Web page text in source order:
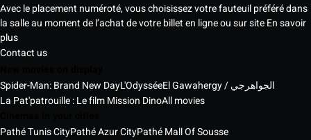
Avec le placement numéroté, vous choisissez votre fauteuil préféré dans
la salle au moment de l’achat de votre billet en ligne ou sur siteEn savoir
plus
Contact us
Spider-Man: Brand New DayL'Odyssée
El Gawahergy / الجواهرجي
La Pat'patrouille : Le film Mission DinoAll movies
Pathé Tunis CityPathé Azur CityPathé Mall Of Sousse